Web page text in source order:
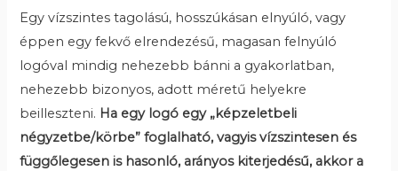
Egy vízszintes tagolású, hosszúkásan elnyúló, vagy
éppen egy fekvő elrendezésű, magasan felnyúló
logóval mindig nehezebb bánni a gyakorlatban,
nehezebb bizonyos, adott méretű helyekre
beilleszteni. Ha egy logó egy „képzeletbeli
négyzetbe/körbe” foglalható, vagyis vízszintesen és
függőlegesen is hasonló, arányos kiterjedésű, akkor a